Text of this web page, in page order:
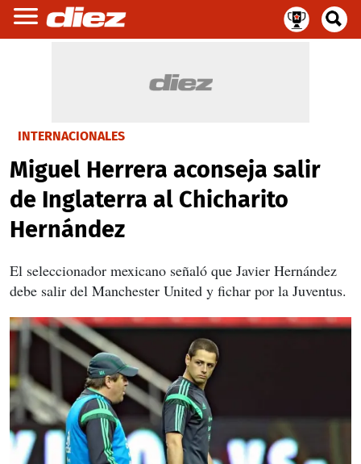
INTERNACIONALES
Miguel Herrera aconseja salir
de Inglaterra al Chicharito
Hernández
El seleccionador mexicano señaló que Javier Hernández
debe salir del Manchester United y fichar por la Juventus.